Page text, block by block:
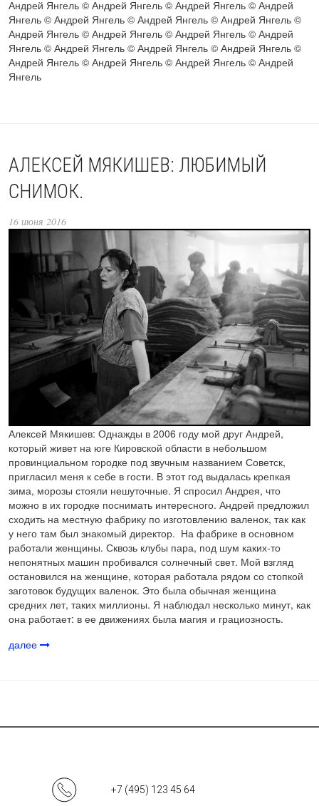
Андрей Янгель © Андрей Янгель © Андрей Янгель © Андрей
Янгель © Андрей Янгель © Андрей Янгель © Андрей Янгель ©
Андрей Янгель © Андрей Янгель © Андрей Янгель © Андрей
Янгель © Андрей Янгель © Андрей Янгель © Андрей Янгель ©
Андрей Янгель © Андрей Янгель © Андрей Янгель © Андрей
Янгель
АЛЕКСЕЙ МЯКИШЕВ: ЛЮБИМЫЙ
СНИМОК.
16 июня 2016
Алексей Мякишев: Однажды в 2006 году мой друг Андрей,
который живет на юге Кировской области в небольшом
провинциальном городке под звучным названием Советск,
пригласил меня к себе в гости. В этот год выдалась крепкая
зима, морозы стояли нешуточные. Я спросил Андрея, что
можно в их городке поснимать интересного. Андрей предложил
сходить на местную фабрику по изготовлению валенок, так как
у него там был знакомый директор. На фабрике в основном
работали женщины. Сквозь клубы пара, под шум каких-то
непонятных машин пробивался солнечный свет. Мой взгляд
остановился на женщине, которая работала рядом со стопкой
заготовок будущих валенок. Это была обычная женщина
средних лет, таких миллионы. Я наблюдал несколько минут, как
она работает: в ее движениях была магия и грациозность.
далее
+7 (495) 123 45 64